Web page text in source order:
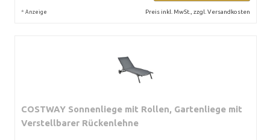
* Anzeige Preis inkl. MwSt., zzgl. Versandkosten
COSTWAY Sonnenliege mit Rollen, Gartenliege mit
Verstellbarer Rückenlehne